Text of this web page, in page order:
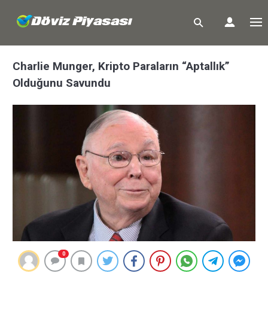
Charlie Munger, Kripto Paraların “Aptallık”
Olduğunu Savundu
0